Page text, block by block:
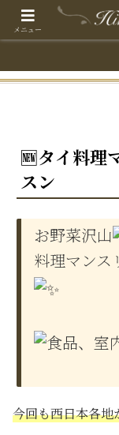
🆕タイ料理
スン
お野菜沢山
料理マンス
今回も西日本各地
メニュー